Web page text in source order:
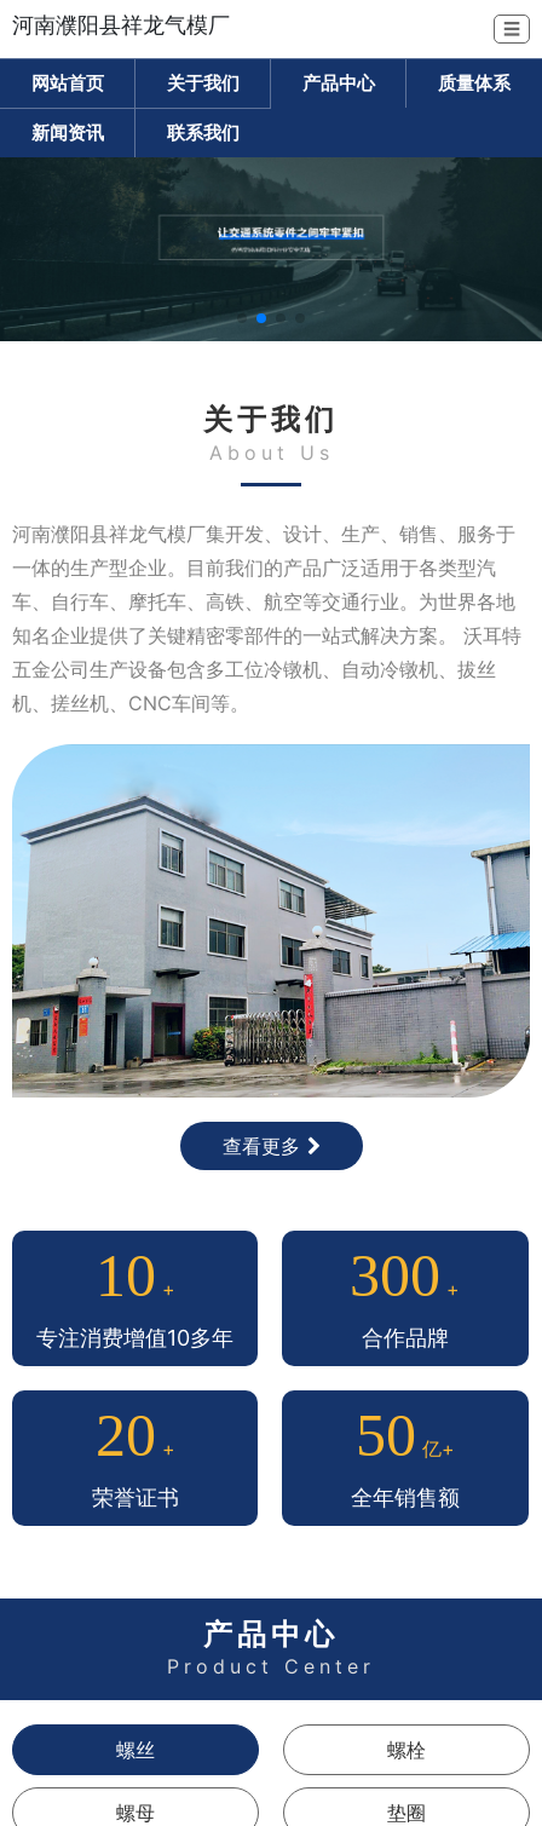
河南濮阳县祥龙气模厂 ☰
网站首页 关于我们 产品中心 质量体系
新闻资讯 联系我们
关于我们
About Us
河南濮阳县祥龙气模厂集开发、设计、生产、销售、服务于
一体的生产型企业。目前我们的产品广泛适用于各类型汽
车、自行车、摩托车、高铁、航空等交通行业。为世界各地
知名企业提供了关键精密零部件的一站式解决方案。 沃耳特
五金公司生产设备包含多工位冷镦机、自动冷镦机、拔丝
机、搓丝机、CNC车间等。
查看更多
10 +
专注消费增值10多年
300 +
合作品牌
20 +
荣誉证书
50 亿+
全年销售额
产品中心
Product Center
螺丝 螺栓
螺母 垫圈